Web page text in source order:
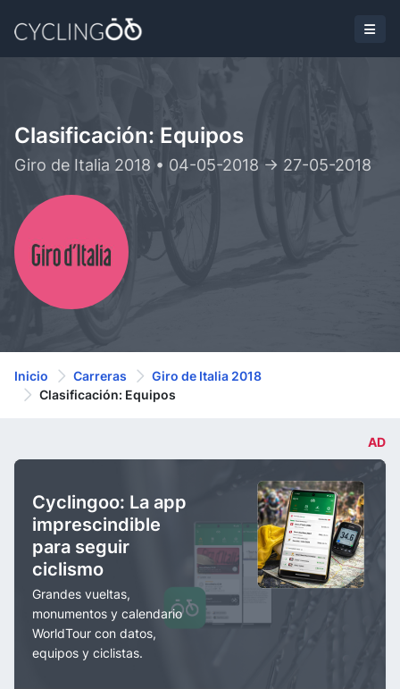
Clasificación: Equipos
Giro de Italia 2018 • 04-05-2018 -> 27-05-2018
Inicio Carreras
Giro de Italia 2018
Clasificación: Equipos
AD
Cyclingoo: La app
imprescindible
para seguir
ciclismo
Grandes vueltas,
monumentos y calendario
WorldTour con datos,
equipos y ciclistas.